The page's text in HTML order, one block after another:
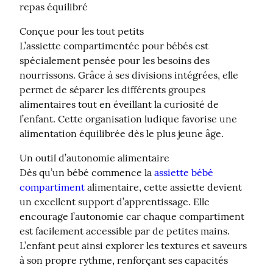
repas équilibré
Conçue pour les tout petits
L’assiette compartimentée pour bébés est
spécialement pensée pour les besoins des
nourrissons. Grâce à ses divisions intégrées, elle
permet de séparer les différents groupes
alimentaires tout en éveillant la curiosité de
l’enfant. Cette organisation ludique favorise une
alimentation équilibrée dès le plus jeune âge.
Un outil d’autonomie alimentaire
Dès qu’un bébé commence la assiette bébé
compartiment alimentaire, cette assiette devient
un excellent support d’apprentissage. Elle
encourage l’autonomie car chaque compartiment
est facilement accessible par de petites mains.
L’enfant peut ainsi explorer les textures et saveurs
à son propre rythme, renforçant ses capacités